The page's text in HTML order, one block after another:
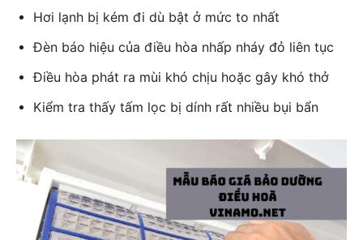
Hơi lạnh bị kém đi dù bật ở mức to nhất
Đèn báo hiệu của điều hòa nhấp nháy đỏ liên tục
Điều hòa phát ra mùi khó chịu hoặc gây khó thở
Kiểm tra thấy tấm lọc bị dính rất nhiều bụi bẩn